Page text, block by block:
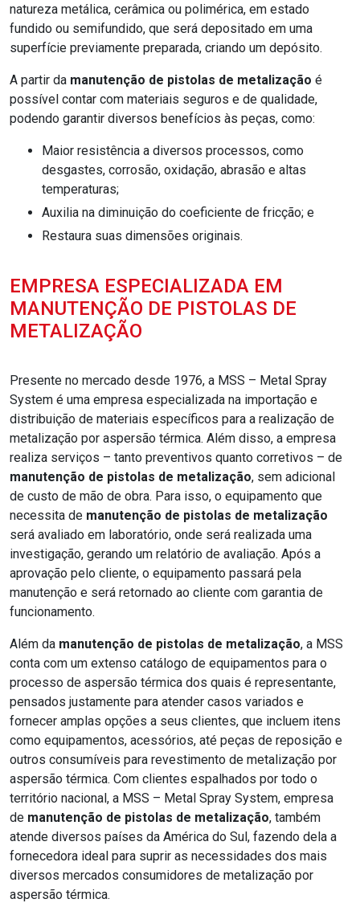
natureza metálica, cerâmica ou polimérica, em estado
fundido ou semifundido, que será depositado em uma
superfície previamente preparada, criando um depósito.
A partir da manutenção de pistolas de metalização é
possível contar com materiais seguros e de qualidade,
podendo garantir diversos benefícios às peças, como:
Maior resistência a diversos processos, como
desgastes, corrosão, oxidação, abrasão e altas
temperaturas;
Auxilia na diminuição do coeficiente de fricção; e
Restaura suas dimensões originais.
EMPRESA ESPECIALIZADA EM
MANUTENÇÃO DE PISTOLAS DE
METALIZAÇÃO
Presente no mercado desde 1976, a MSS – Metal Spray
System é uma empresa especializada na importação e
distribuição de materiais específicos para a realização de
metalização por aspersão térmica. Além disso, a empresa
realiza serviços – tanto preventivos quanto corretivos – de
manutenção de pistolas de metalização, sem adicional
de custo de mão de obra. Para isso, o equipamento que
necessita de manutenção de pistolas de metalização
será avaliado em laboratório, onde será realizada uma
investigação, gerando um relatório de avaliação. Após a
aprovação pelo cliente, o equipamento passará pela
manutenção e será retornado ao cliente com garantia de
funcionamento.
Além da manutenção de pistolas de metalização, a MSS
conta com um extenso catálogo de equipamentos para o
processo de aspersão térmica dos quais é representante,
pensados justamente para atender casos variados e
fornecer amplas opções a seus clientes, que incluem itens
como equipamentos, acessórios, até peças de reposição e
outros consumíveis para revestimento de metalização por
aspersão térmica. Com clientes espalhados por todo o
território nacional, a MSS – Metal Spray System, empresa
de manutenção de pistolas de metalização, também
atende diversos países da América do Sul, fazendo dela a
fornecedora ideal para suprir as necessidades dos mais
diversos mercados consumidores de metalização por
aspersão térmica.